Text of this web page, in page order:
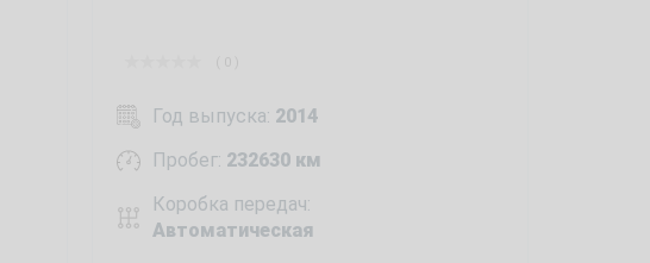
Год выпуска: 2014
Пробег: 232630 км
Коробка передач:
Автоматическая